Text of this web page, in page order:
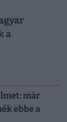
a
már
ebbe a